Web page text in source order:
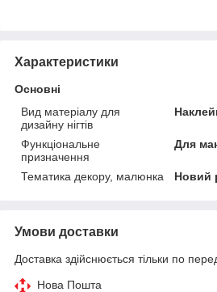
Характеристики
Основні
Вид матеріалу для
дизайну нігтів
Функціональне
призначення
Для
Тематика декору, малюнка Новий
Умови доставки
Доставка здійснюється тільки по
Нова Пошта